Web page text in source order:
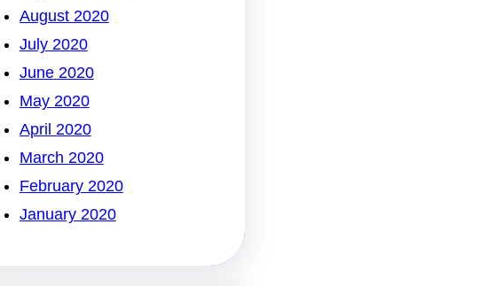
August 2020
July 2020
June 2020
May 2020
April 2020
March 2020
February 2020
January 2020